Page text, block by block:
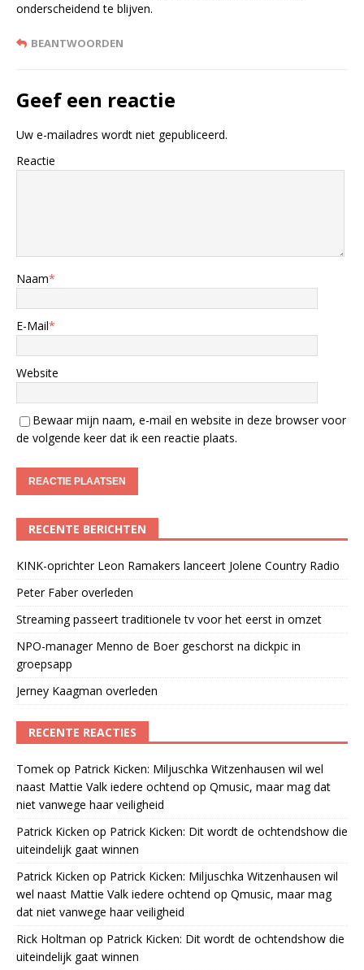
onderscheidend te blijven.
BEANTWOORDEN
Geef een reactie
Uw e-mailadres wordt niet gepubliceerd.
Reactie
Naam*
E-Mail*
Website
Bewaar mijn naam, e-mail en website in deze browser voor
de volgende keer dat ik een reactie plaats.
RECENTE BERICHTEN
KINK-oprichter Leon Ramakers lanceert Jolene Country Radio
Peter Faber overleden
Streaming passeert traditionele tv voor het eerst in omzet
NPO-manager Menno de Boer geschorst na dickpic in
groepsapp
Jerney Kaagman overleden
RECENTE REACTIES
Tomek op Patrick Kicken: Miljuschka Witzenhausen wil wel
naast Mattie Valk iedere ochtend op Qmusic, maar mag dat
niet vanwege haar veiligheid
Patrick Kicken op Patrick Kicken: Dit wordt de ochtendshow die
uiteindelijk gaat winnen
Patrick Kicken op Patrick Kicken: Miljuschka Witzenhausen wil
wel naast Mattie Valk iedere ochtend op Qmusic, maar mag
dat niet vanwege haar veiligheid
Rick Holtman op Patrick Kicken: Dit wordt de ochtendshow die
uiteindelijk gaat winnen